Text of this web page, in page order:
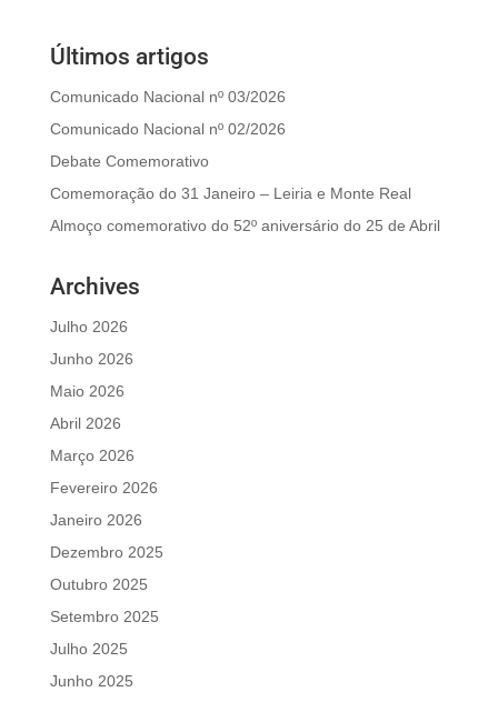
Últimos artigos
Comunicado Nacional nº 03/2026
Comunicado Nacional nº 02/2026
Debate Comemorativo
Comemoração do 31 Janeiro – Leiria e Monte Real
Almoço comemorativo do 52º aniversário do 25 de Abril
Archives
Julho 2026
Junho 2026
Maio 2026
Abril 2026
Março 2026
Fevereiro 2026
Janeiro 2026
Dezembro 2025
Outubro 2025
Setembro 2025
Julho 2025
Junho 2025